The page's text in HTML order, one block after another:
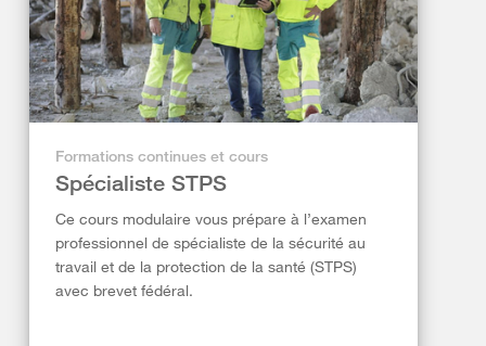
Formations continues et cours
Spécialiste STPS
Ce cours modulaire vous prépare à l’examen
professionnel de spécialiste de la sécurité au
travail et de la protection de la santé (STPS)
avec brevet fédéral.